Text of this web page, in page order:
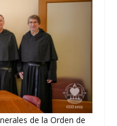
de la Orden de